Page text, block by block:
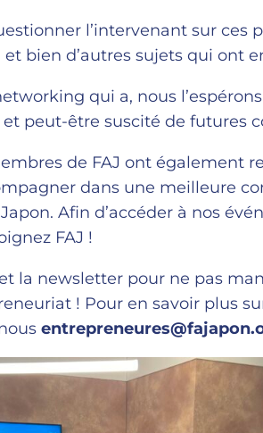
l’intervenant sur ces
bien d’autres sujets qui ont
qui a, nous
peut-être suscité de futures
de FAJ ont également
dans une meilleure
Afin d’accéder à nos
FAJ !
la newsletter pour ne pas
! Pour en savoir plus